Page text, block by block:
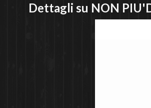
Dettagli su NON